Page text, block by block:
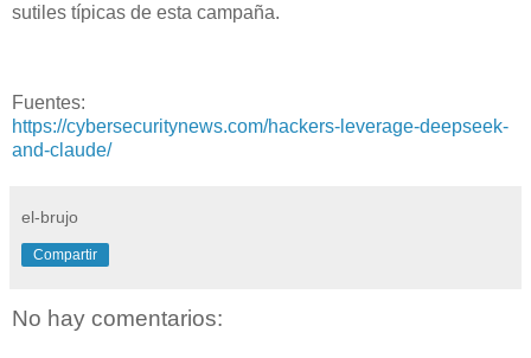
sutiles típicas de esta campaña.
Fuentes:
https://cybersecuritynews.com/hackers-leverage-deepseek-
and-claude/
el-brujo
Compartir
No hay comentarios: